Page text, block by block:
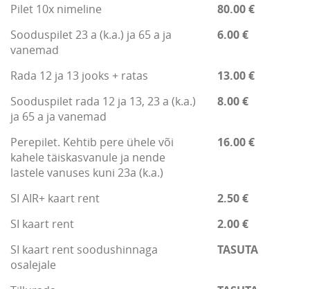
Pilet 10x nimeline
80.00 €
Sooduspilet 23 a (k.a.) ja 65 a ja
vanemad
6.00 €
Rada 12 ja 13 jooks + ratas
13.00 €
Sooduspilet rada 12 ja 13, 23 a (k.a.)
ja 65 a ja vanemad
8.00 €
Perepilet. Kehtib pere ühele või
kahele täiskasvanule ja nende
lastele vanuses kuni 23a (k.a.)
16.00 €
SI AIR+ kaart rent
2.50 €
SI kaart rent
2.00 €
SI kaart rent soodushinnaga
osalejale
TASUTA